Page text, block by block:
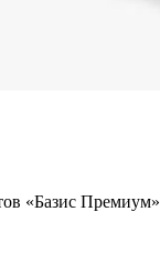
«Базис Премиум»